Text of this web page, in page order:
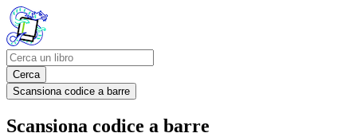
Cerca
Scansiona codice a barre
Scansiona codice a barre